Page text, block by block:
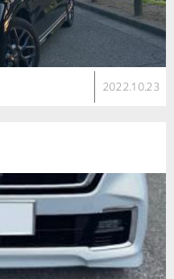
2022.10.23